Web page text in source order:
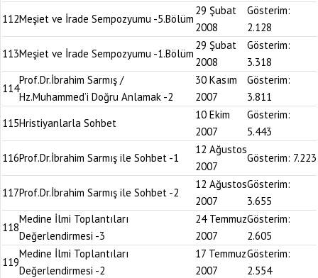
112Meşiet ve İrade Sempozyumu -5.Bölüm
29 Şubat
2008
Gösterim:
2.128
113Meşiet ve İrade Sempozyumu -1.Bölüm
29 Şubat
2008
Gösterim:
3.318
114
Prof.Dr.İbrahim Sarmış /
Hz.Muhammed’i Doğru Anlamak -2
30 Kasım
2007
Gösterim:
3.811
115Hristiyanlarla Sohbet
10 Ekim
2007
Gösterim:
5.443
116Prof.Dr.İbrahim Sarmış ile Sohbet -1
12 Ağustos
2007
Gösterim: 7.223
117Prof.Dr.İbrahim Sarmış ile Sohbet -2
12 Ağustos
2007
Gösterim:
3.655
118
Medine İlmi Toplantıları
Değerlendirmesi -3
24 Temmuz
2007
Gösterim:
2.605
119
Medine İlmi Toplantıları
Değerlendirmesi -2
17 Temmuz
2007
Gösterim:
2.554